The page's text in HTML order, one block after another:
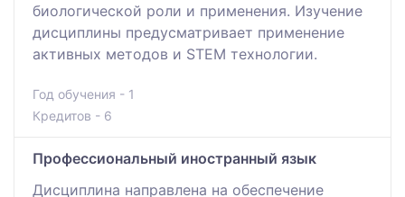
биологической роли и применения. Изучение
дисциплины предусматривает применение
активных методов и STEM технологии.
Год обучения - 1
Кредитов - 6
Профессиональный иностранный язык
Дисциплина направлена на обеспечение